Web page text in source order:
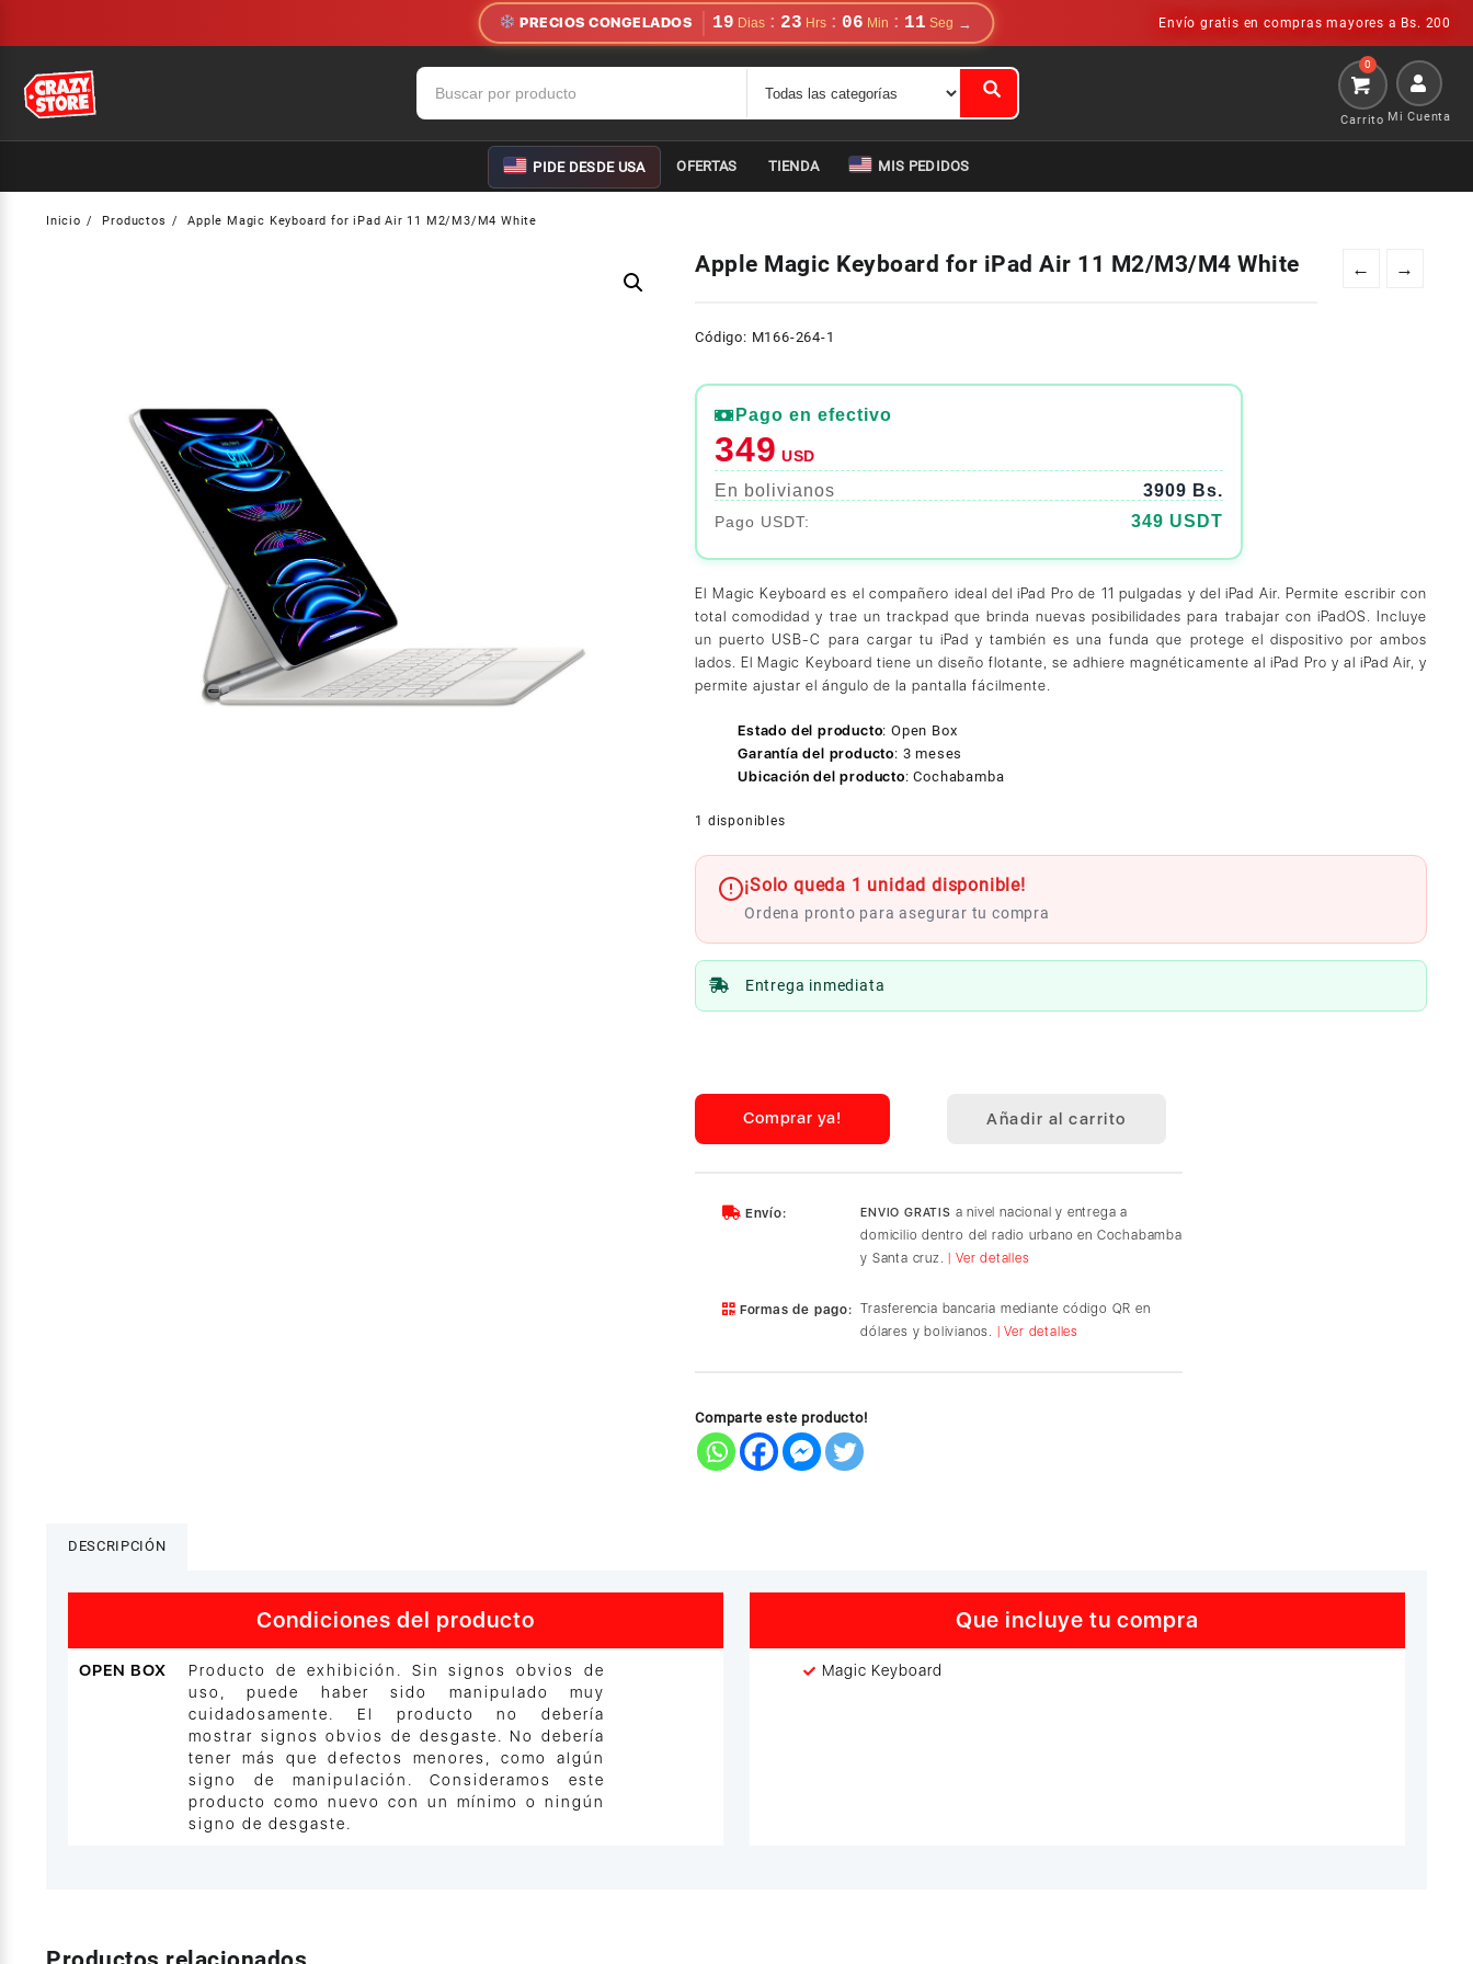
PRECIOS CONGELADOS 19 : 23 : 06 : 11 Envío gratis en compras mayores a Bs. 200
Mi Cuenta
PIDE DESDE USA OFERTAS TIENDA MIS PEDIDOS
Inicio Productos Apple Magic Keyboard for iPad Air 11 M2/M3/M4 White
← →
Apple Magic Keyboard for iPad Air 11 M2/M3/M4 White
Código: M166-264-1
Pago en efectivo
349 USD
En bolivianos
3909 Bs.
349 USDT
El Magic Keyboard es el compañero ideal del iPad Pro de 11 pulgadas y del iPad Air. Permite escribir con
total comodidad y trae un trackpad que brinda nuevas posibilidades para trabajar con iPadOS. Incluye
un puerto USB-C para cargar tu iPad y también es una funda que protege el dispositivo por ambos
lados. El Magic Keyboard tiene un diseño flotante, se adhiere magnéticamente al iPad Pro y al iPad Air, y
permite ajustar el ángulo de la pantalla fácilmente.
Estado del producto:Open Box
Garantía del producto: 3 meses
Ubicación del producto:Cochabamba
1 disponibles
¡Solo queda 1 unidad disponible!
Ordena pronto para asegurar tu compra
Entrega inmediata
for
White
Comprar ya! Añadir al carrito
Envío: ENVIO GRATIS a nivel nacional y entrega a
domicilio dentro del radio urbano en Cochabamba
y Santa cruz.
| Ver detalles
Formas de pago: Trasferencia bancaria mediante código QR en
dólares y bolivianos.
| Ver detalles
Comparte este producto!
DESCRIPCIÓN
Condiciones del producto
OPEN BOX
Producto de exhibición. Sin signos obvios de
uso, puede haber sido manipulado muy
cuidadosamente. El producto no debería
mostrar signos obvios de desgaste. No debería
tener más que defectos menores, como algún
signo de manipulación. Consideramos este
producto como nuevo con un mínimo o ningún
signo de desgaste.
Que incluye tu compra
Magic Keyboard